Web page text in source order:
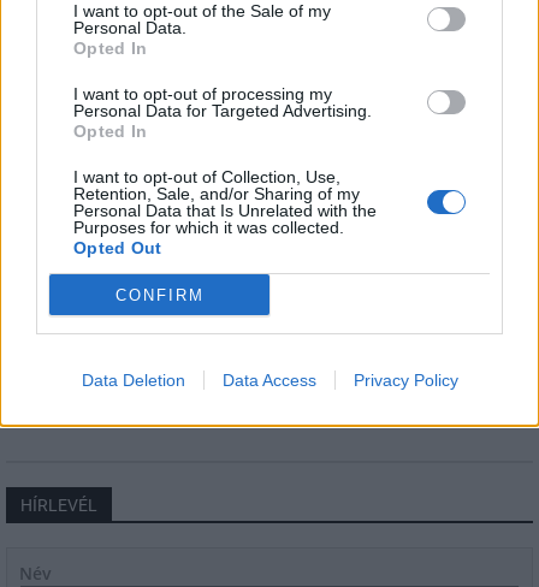
I want to opt-out of the Sale of my
Personal Data.
Opted In
I want to opt-out of processing my
Personal Data for Targeted Advertising.
Opted In
I want to opt-out of Collection, Use,
Retention, Sale, and/or Sharing of my
Personal Data that Is Unrelated with the
Purposes for which it was collected.
Opted Out
CONFIRM
Data Deletion Data Access Privacy Policy
Beindult az őszibarackszezon, szeptemberig
élvezhetjük
HÍRLEVÉL
Név